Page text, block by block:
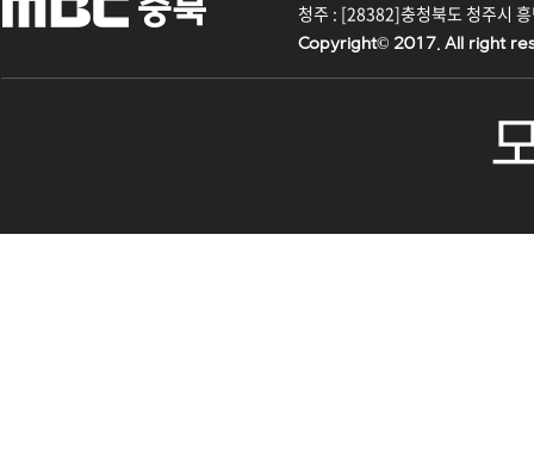
청주 : [28382]충청북도 청주시
Copyright© 2017. All right